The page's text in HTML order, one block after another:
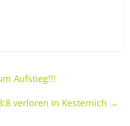
Aufstieg!!!
verloren in Kesternich →